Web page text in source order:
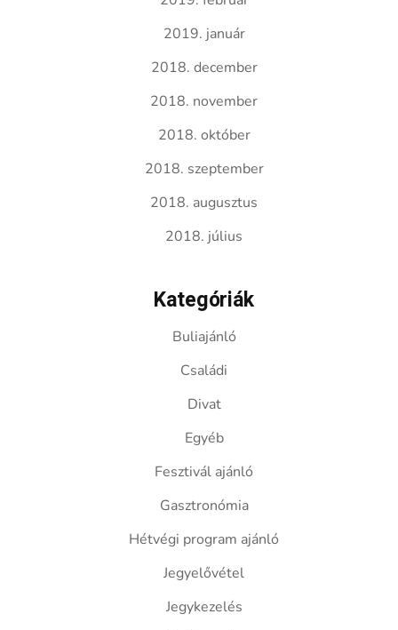
2019. január
2018. december
2018. november
2018. október
2018. szeptember
2018. augusztus
2018. július
Kategóriák
Buliajánló
Családi
Divat
Egyéb
Fesztivál ajánló
Gasztronómia
Hétvégi program ajánló
Jegyelővétel
Jegykezelés